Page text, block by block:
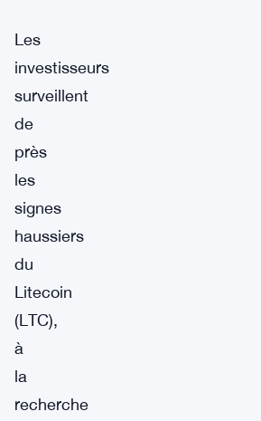
Les
investisseurs
surveillent
de
près
les
signes
haussiers
du
Litecoin
(LTC),
à
la
recherche